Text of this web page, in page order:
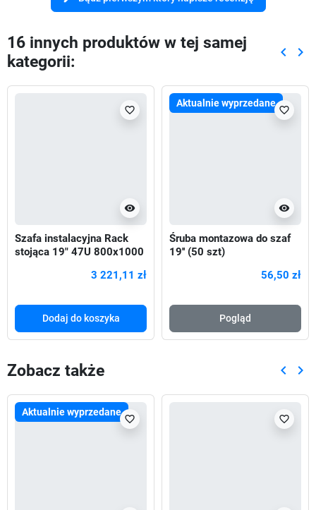
16 innych produktów w tej samej
kategorii:
keyboard_arrow_left keyboard_arrow_right
visibility
favorite_border
Szafa instalacyjna Rack
stojąca 19" 47U 800x1000
3 221,11 zł
Dodaj do koszyka
Aktualnie wyprzedane
visibility
favorite_border
Śruba montazowa do szaf
19'' (50 szt)
56,50 zł
Pogląd
Zobacz także keyboard_arrow_left keyboard_arrow_right
Aktualnie wyprzedane
favorite_border favorite_border